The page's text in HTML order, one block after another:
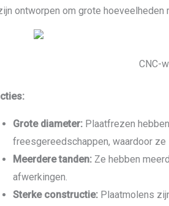
ontworpen om grote
CNC-
Grote diameter: Plaatfrezen
freesgereedschappen, waardoor
Meerdere tanden: Ze hebben
afwerkingen.
Sterke constructie:Plaatmolens